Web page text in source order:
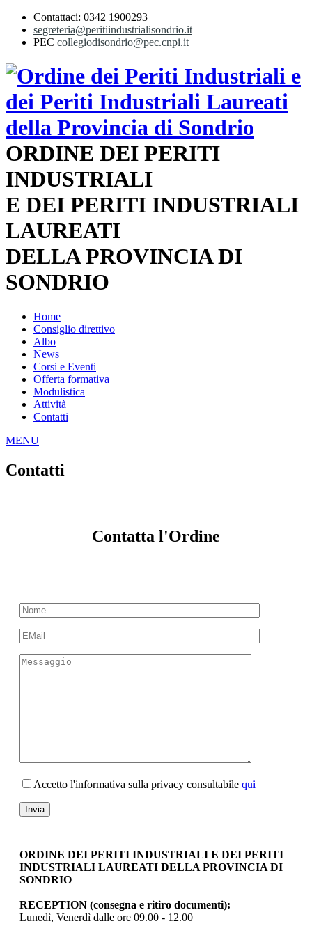
Contattaci: 0342 1900293
segreteria@peritiindustrialisondrio.it
PEC collegiodisondrio@pec.cnpi.it
ORDINE DEI PERITI
INDUSTRIALI
E DEI PERITI INDUSTRIALI
LAUREATI
DELLA PROVINCIA DI
SONDRIO
Home
Consiglio direttivo
Albo
News
Corsi e Eventi
Offerta formativa
Modulistica
Attività
Contatti
MENU
Contatti
Contatta l'Ordine
Accetto l'informativa sulla privacy consultabile qui
ORDINE DEI PERITI INDUSTRIALI E DEI PERITI
INDUSTRIALI LAUREATI DELLA PROVINCIA DI
SONDRIO
RECEPTION (consegna e ritiro documenti):
Lunedì, Venerdì dalle ore 09.00 - 12.00